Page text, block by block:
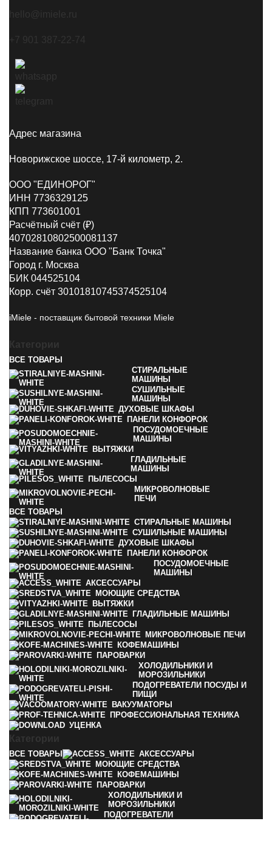
hello@imiele.ru
+7 901 387-22-74
Адрес магазина
Новорижское шоссе, 17-й километр, 2.
ООО "ЕДИНОРОГ"
ИНН 7736329125
КПП 773601001
Расчётный счёт (₽)
40702810802500081137
Название банка ООО "Банк Точка"
Город г. Москва
БИК 044525104
Корр. счёт 30101810745374525104
iMiele - поставщик бытовой техники Miele
Категории
ВСЕ ТОВАРЫ
СТИРАЛЬНЫЕ
МАШИНЫ
СУШИЛЬНЫЕ
МАШИНЫ
ДУХОВЫЕ ШКАФЫ
ПАНЕЛИ КОНФОРОК
ПОСУДОМОЕЧНЫЕ
МАШИНЫ
ВЫТЯЖКИ
ГЛАДИЛЬНЫЕ
МАШИНЫ
ПЫЛЕСОСЫ
МИКРОВОЛНОВЫЕ
ПЕЧИ
ВСЕ ТОВАРЫ
СТИРАЛЬНЫЕ МАШИНЫ
СУШИЛЬНЫЕ МАШИНЫ
ДУХОВЫЕ ШКАФЫ
ПАНЕЛИ КОНФОРОК
ПОСУДОМОЕЧНЫЕ
МАШИНЫ
АКСЕССУАРЫ
МОЮЩИЕ СРЕДСТВА
ВЫТЯЖКИ
ГЛАДИЛЬНЫЕ МАШИНЫ
ПЫЛЕСОСЫ
МИКРОВОЛНОВЫЕ ПЕЧИ
КОФЕМАШИНЫ
ПАРОВАРКИ
ХОЛОДИЛЬНИКИ И
МОРОЗИЛЬНИКИ
ПОДОГРЕВАТЕЛИ ПОСУДЫ И
ПИЩИ
ВАКУУМАТОРЫ
ПРОФЕССИОНАЛЬНАЯ ТЕХНИКА
УЦЕНКА
Категории
ВСЕ ТОВАРЫ
АКСЕССУАРЫ
МОЮЩИЕ СРЕДСТВА
КОФЕМАШИНЫ
ПАРОВАРКИ
ХОЛОДИЛЬНИКИ И
МОРОЗИЛЬНИКИ
ПОДОГРЕВАТЕЛИ